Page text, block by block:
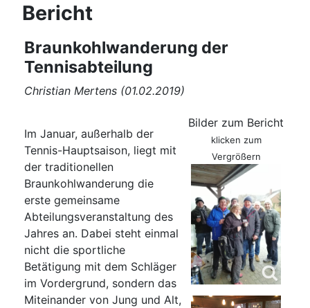
Bericht
Braunkohlwanderung der
Tennisabteilung
Christian Mertens (01.02.2019)
Im Januar, außerhalb der
Tennis-Hauptsaison, liegt mit
der traditionellen
Braunkohlwanderung die
erste gemeinsame
Abteilungsveranstaltung des
Jahres an. Dabei steht einmal
nicht die sportliche
Betätigung mit dem Schläger
im Vordergrund, sondern das
Miteinander von Jung und Alt,
Bilder zum Bericht
klicken zum
Vergrößern